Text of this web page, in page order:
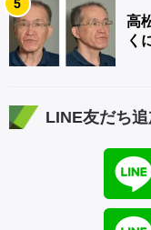
5
高
く
LINE友だち追